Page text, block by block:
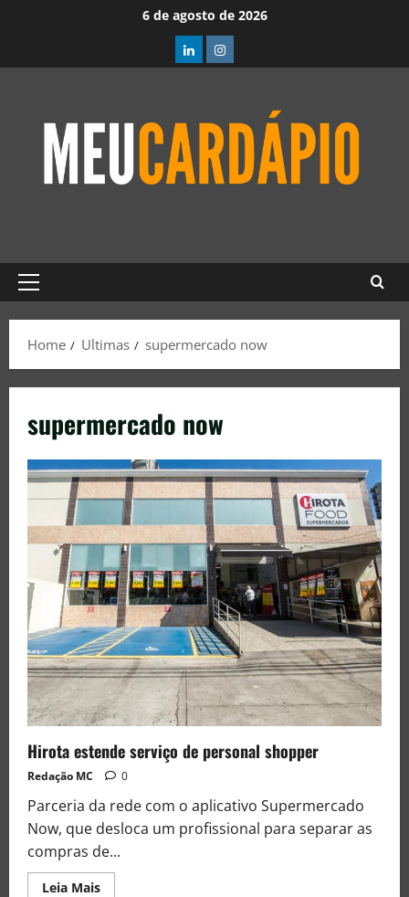
6 de agosto de 2026
Home Ultimas supermercado now
supermercado now
Hirota estende serviço de personal shopper
Redação MC 0
Parceria da rede com o aplicativo Supermercado
Now, que desloca um profissional para separar as
compras de...
Leia Mais